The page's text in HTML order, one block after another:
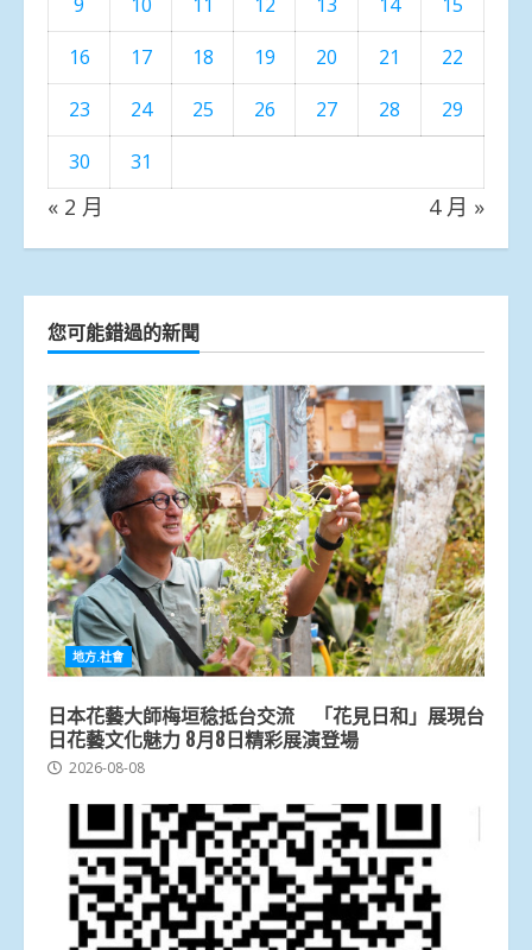
16
17 18 19 20 21
22
23
24 25 26 27 28
29
30
31
« 2 月 4 月 »
您可能錯過的新聞
地方.社會
日本花藝大師梅垣稔抵台交流 「花見日和」展現台
日花藝文化魅力 8月8日精彩展演登場
2026-08-08